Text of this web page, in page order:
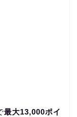
最大13,000ポイ